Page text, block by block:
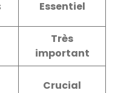
Essentiel
Très
important
Crucial